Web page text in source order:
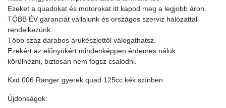
Ezeket a quadokat és motorokat itt kapod meg a legjobb áron.
TÖBB ÉV garanciát vállalunk és országos szerviz hálózattal
rendelkezünk.
Több száz darabos árukészlettől válogathatsz.
Ezekért az előnyökért mindenképpen érdemes náluk
körülnézni, biztosan nem fogsz csalódni.
Kxd 006 Ranger gyerek quad 125cc kék színben
Újdonságok: